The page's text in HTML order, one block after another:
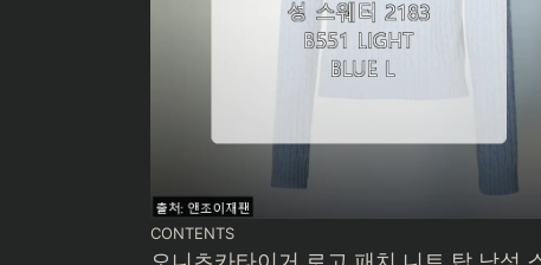
CONTENTS